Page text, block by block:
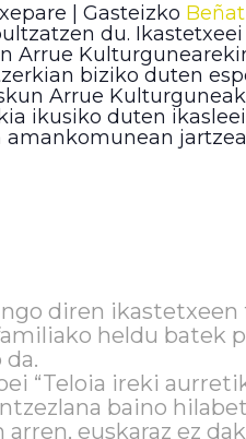
| Gasteizko
du.
Arrue
biziko duten
Arrue
ikusiko duten
diren
heldu batek
“Teloia ireki
baino
arren, euskaraz ez